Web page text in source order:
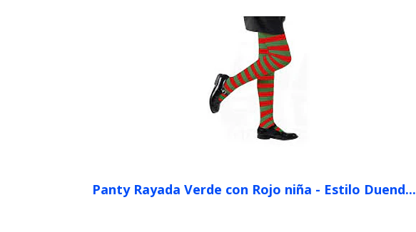
Panty Rayada Verde con Rojo niña - Estilo Duend...